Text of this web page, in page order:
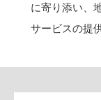
に寄り添い、
サービスの提